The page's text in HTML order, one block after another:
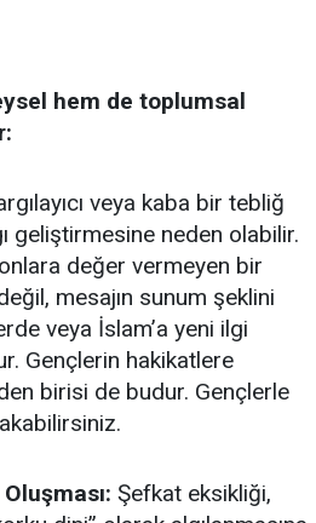
hem de toplumsal
veya kaba bir tebliğ
geliştirmesine neden olabilir.
değer vermeyen bir
mesajın sunum şeklini
veya İslam’a yeni ilgi
Gençlerin hakikatlere
birisi de budur. Gençlerle
Şefkat eksikliği,